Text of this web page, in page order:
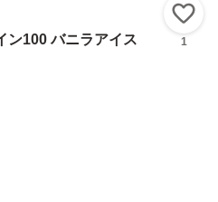
ン100 バニラアイス
1